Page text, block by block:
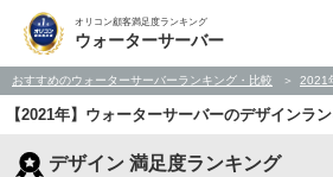
オリコン顧客満足度ランキング
ウォーターサーバー
おすすめのウォーターサーバーランキング・比較 2021
【2021年】ウォーターサーバーのデザインラ
デザイン 満足度ランキング